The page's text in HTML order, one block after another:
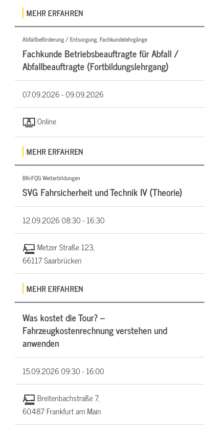
MEHR ERFAHREN
Abfallbeförderung / Entsorgung, Fachkundelehrgänge
Fachkunde Betriebsbeauftragte für Abfall /
Abfallbeauftragte (Fortbildungslehrgang)
07.09.2026 -09.09.2026
Online
MEHR ERFAHREN
BKrFQG Weiterbildungen
SVG Fahrsicherheit und Technik IV (Theorie)
12.09.202608:30 - 16:30
Metzer Straße 123,
66117 Saarbrücken
MEHR ERFAHREN
Was kostet die Tour? –
Fahrzeugkostenrechnung verstehen und
anwenden
15.09.202609:30 - 16:00
Breitenbachstraße 7,
60487 Frankfurt am Main